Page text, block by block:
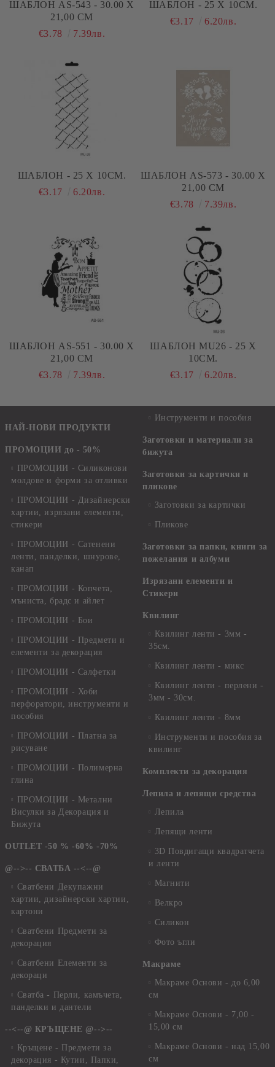
ШАБЛОН AS-543 - 30.00 Х
21,00 СМ
€3.78
7.39лв.
ШАБЛОН - 25 Х 10СМ.
€3.17
6.20лв.
ШАБЛОН - 25 Х 10СМ.
€3.17
6.20лв.
ШАБЛОН AS-573 - 30.00 Х
21,00 СМ
€3.78
7.39лв.
ШАБЛОН AS-551 - 30.00 Х
21,00 СМ
€3.78
7.39лв.
ШАБЛОН MU26 - 25 Х
10СМ.
€3.17
6.20лв.
НАЙ-НОВИ ПРОДУКТИ
ПРОМОЦИИ до - 50%
ПРОМОЦИИ - Силиконови
молдове и форми за отливки
ПРОМОЦИИ - Дизайнерски
хартии, изрязани елементи,
стикери
ПРОМОЦИИ - Сатенени
ленти, панделки, шнурове,
канап
ПРОМОЦИИ - Копчета,
мъниста, брадс и айлет
ПРОМОЦИИ - Бои
ПРОМОЦИИ - Предмети и
елементи за декорация
ПРОМОЦИИ - Салфетки
ПРОМОЦИИ - Хоби
перфоратори, инструменти и
пособия
ПРОМОЦИИ - Платна за
рисуване
ПРОМОЦИИ - Полимерна
глина
ПРОМОЦИИ - Метални
Висулки за Декорация и
Бижута
OUTLET -50 % -60% -70%
@-->-- СВАТБА --<--@
Сватбени Декупажни
хартии, дизайнерски хартии,
картони
Сватбени Предмети за
декорация
Сватбени Елементи за
декораци
Сватба - Перли, камъчета,
панделки и дантели
--<--@ КРЪЩЕНЕ @-->--
Кръщене - Предмети за
декорация - Кутии, Папки,
Инструменти и пособия
Заготовки и материали за
бижута
Заготовки за картички и
пликове
Заготовки за картички
Пликове
Заготовки за папки, книги за
пожелания и албуми
Изрязани елементи и
Стикери
Квилинг
Квилинг ленти - 3мм -
35см.
Квилинг ленти - микс
Квилинг ленти - перлени -
3мм - 30см.
Квилинг ленти - 8мм
Инструменти и пособия за
квилинг
Комплекти за декорация
Лепила и лепящи средства
Лепила
Лепящи ленти
3D Повдигащи квадратчета
и ленти
Магнити
Велкро
Силикон
Фото ъгли
Макраме
Макраме Основи - до 6,00
см
Макраме Основи - 7,00 -
15,00 см
Макраме Основи - над 15,00
см